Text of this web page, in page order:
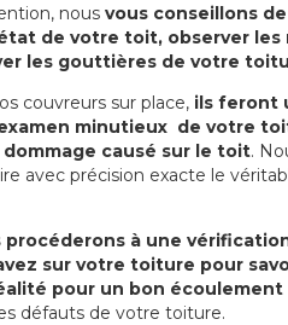
nous vous conseillons
de votre toit, observer les
les gouttières de votre
couvreurs sur place, ils feront
minutieux de votre
causé sur le toit.
avec précision exacte le
procéderons à une
sur votre toiture pour
pour un bon écoulement
défauts de votre toiture.